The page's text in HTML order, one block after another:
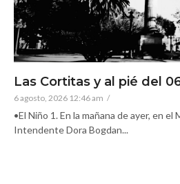
Las Cortitas y al pié del
6 agosto, 2026 12:46 am /
•El Niño 1. En la mañana de ayer, en el
Intendente Dora Bogdan...